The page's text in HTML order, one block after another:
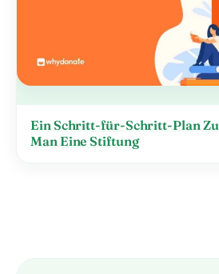
Ein Schritt-für-Schritt-Plan
Man Eine Stiftung